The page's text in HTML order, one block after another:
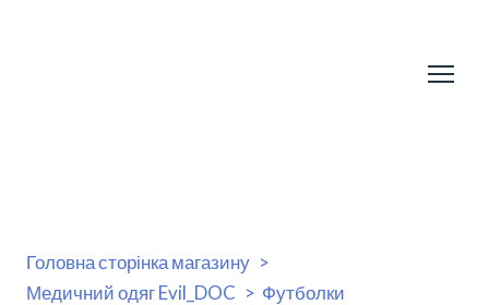
Головна сторінка магазину
Медичний одяг Evil_DOC
Футболки